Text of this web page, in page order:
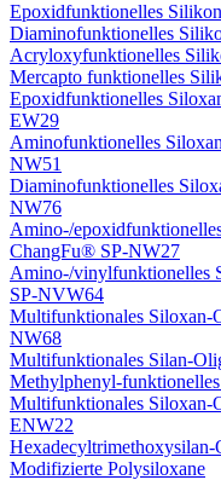
Epoxidfunktionelles
Diaminofunktionelles
Acryloxyfunktionelles
Mercapto funktionelles
Epoxidfunktionelles
EW29
Aminofunktionelles
NW51
Diaminofunktionelles
NW76
Amino-/
ChangFu® SP-NW27
Amino-/vinylfunktionelles
SP-NVW64
Multifunktionales Siloxan-
NW68
Multifunktionales Silan-
Methylphenyl-
Multifunktionales Siloxan-
ENW22
Modifizierte Polysiloxane